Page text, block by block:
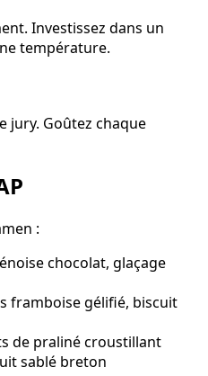
Investissez dans un
température.
jury. Goûtez chaque
:
chocolat, glaçage
framboise gélifié, biscuit
de praliné croustillant
sablé breton